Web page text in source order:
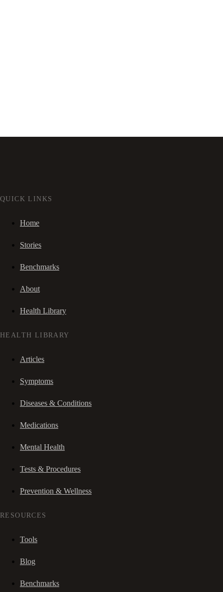
QUICK LINKS
Home
Stories
Benchmarks
About
Health Library
HEALTH LIBRARY
Articles
Symptoms
Diseases & Conditions
Medications
Mental Health
Tests & Procedures
Prevention & Wellness
RESOURCES
Tools
Blog
Benchmarks